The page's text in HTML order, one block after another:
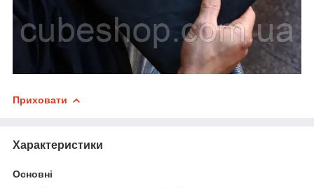
Приховати
Характеристики
Основні